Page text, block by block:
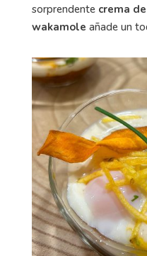
sorprendente crema
wakamole añade un